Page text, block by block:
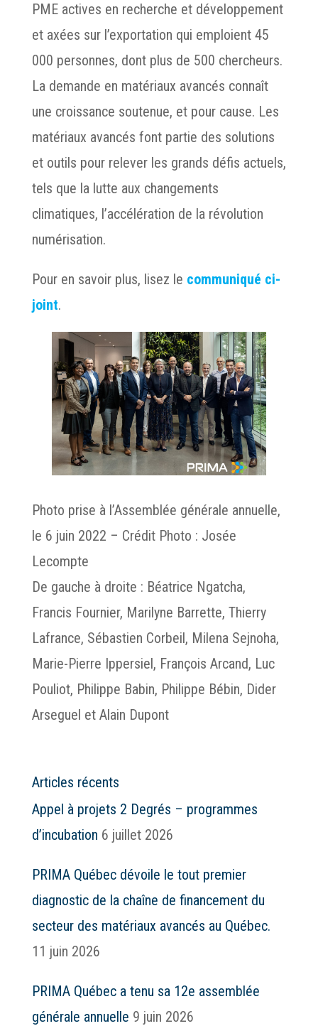
PME actives en recherche et développement
et axées sur l’exportation qui emploient 45
000 personnes, dont plus de 500 chercheurs.
La demande en matériaux avancés connaît
une croissance soutenue, et pour cause. Les
matériaux avancés font partie des solutions
et outils pour relever les grands défis actuels,
tels que la lutte aux changements
climatiques, l’accélération de la révolution
numérisation.
Pour en savoir plus, lisez le communiqué ci-
joint.
Photo prise à l’Assemblée générale annuelle,
le 6 juin 2022 – Crédit Photo : Josée
Lecompte
De gauche à droite : Béatrice Ngatcha,
Francis Fournier, Marilyne Barrette, Thierry
Lafrance, Sébastien Corbeil, Milena Sejnoha,
Marie-Pierre Ippersiel, François Arcand, Luc
Pouliot, Philippe Babin, Philippe Bébin, Dider
Arseguel et Alain Dupont
Articles récents
Appel à projets 2 Degrés – programmes
d’incubation 6 juillet 2026
PRIMA Québec dévoile le tout premier
diagnostic de la chaîne de financement du
secteur des matériaux avancés au Québec.
11 juin 2026
PRIMA Québec a tenu sa 12e assemblée
générale annuelle 9 juin 2026